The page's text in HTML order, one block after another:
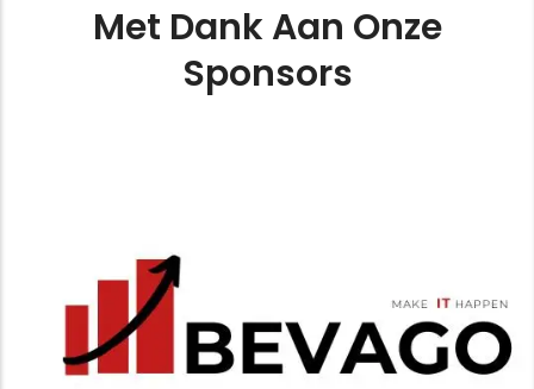
Met Dank Aan Onze
Sponsors